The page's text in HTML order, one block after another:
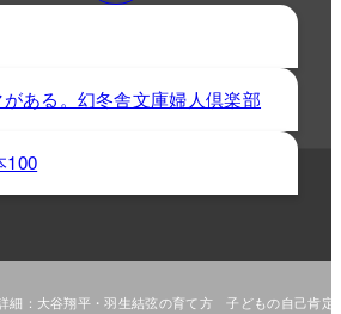
ある。幻冬舎文庫婦人倶楽部
100
細：大谷翔平・羽生結弦の育て方 子どもの自己肯定